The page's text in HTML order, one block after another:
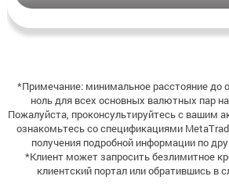
*Примечание: минимальное расстояние до
ноль для всех основных валютных пар
Пожалуйста, проконсультируйтесь с вашим
ознакомьтесь со спецификациями
получения подробной информации по
*Клиент может запросить безлимитное
клиентский портал или обратившись в